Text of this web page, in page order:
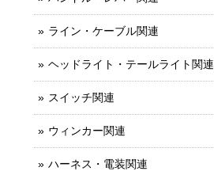
ライン・ケーブル関連
ヘッドライト・テールライト関連
スイッチ関連
ウィンカー関連
ハーネス・電装関連